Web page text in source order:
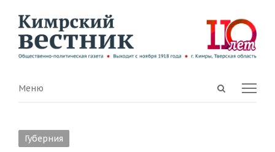
Open
Menu
Меню
Губерния